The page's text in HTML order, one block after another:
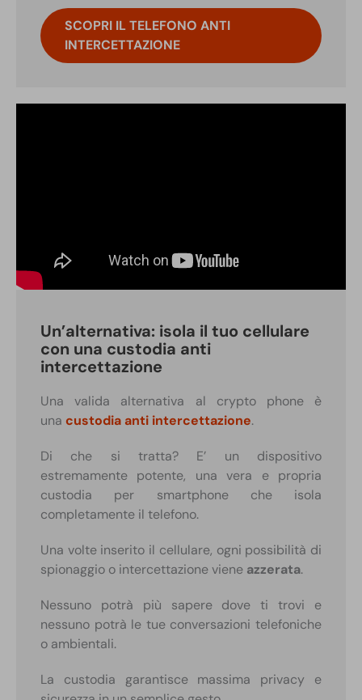
SCOPRI IL TELEFONO ANTI
INTERCETTAZIONE
Un’alternativa: isola il tuo cellulare
con una custodia anti
intercettazione
Una valida alternativa al crypto phone è
una custodia anti intercettazione.
Di che si tratta? E’ un dispositivo
estremamente potente, una vera e propria
custodia per smartphone che isola
completamente il telefono.
Una volte inserito il cellulare, ogni possibilità di
spionaggio o intercettazione viene azzerata.
Nessuno potrà più sapere dove ti trovi e
nessuno potrà le tue conversazioni telefoniche
o ambientali.
La custodia garantisce massima privacy e